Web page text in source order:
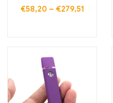
€58,20 – €279,51